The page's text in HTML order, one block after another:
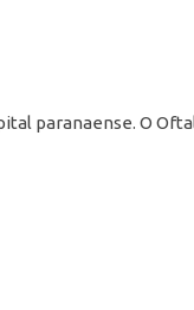
paranaense. O